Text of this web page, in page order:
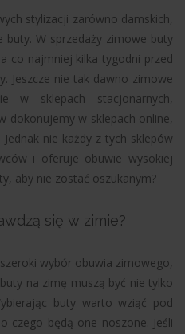
stylizacji zarówno damskich,
buty. W sprzedaży zimowe buty
co najmniej kilka tygodni przed
Jeszcze nie tak dawno zimowe
w sklepach stacjonarnych,
dokonujemy w sklepach online,
nie każdy z tych sklepów
i oferuje obuwie wysokiej
aby nie zostać oszukanym?
się w zimie?
wybór obuwia zimowego,
na zimę muszą być nie tylko
buty warto wziąć pod
czego będą one noszone. Jeśli